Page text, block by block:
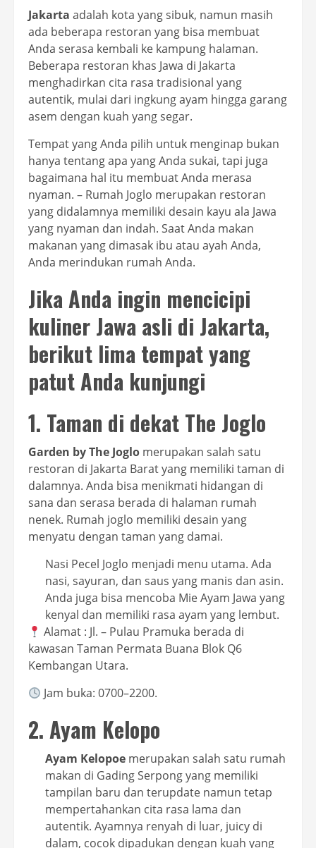
Jakarta adalah kota yang sibuk, namun masih
ada beberapa restoran yang bisa membuat
Anda serasa kembali ke kampung halaman.
Beberapa restoran khas Jawa di Jakarta
menghadirkan cita rasa tradisional yang
autentik, mulai dari ingkung ayam hingga garang
asem dengan kuah yang segar.
Tempat yang Anda pilih untuk menginap bukan
hanya tentang apa yang Anda sukai, tapi juga
bagaimana hal itu membuat Anda merasa
nyaman. – Rumah Joglo merupakan restoran
yang didalamnya memiliki desain kayu ala Jawa
yang nyaman dan indah. Saat Anda makan
makanan yang dimasak ibu atau ayah Anda,
Anda merindukan rumah Anda.
Jika Anda ingin mencicipi
kuliner Jawa asli di Jakarta,
berikut lima tempat yang
patut Anda kunjungi
1. Taman di dekat The Joglo
Garden by The Joglo merupakan salah satu
restoran di Jakarta Barat yang memiliki taman di
dalamnya. Anda bisa menikmati hidangan di
sana dan serasa berada di halaman rumah
nenek. Rumah joglo memiliki desain yang
menyatu dengan taman yang damai.
Nasi Pecel Joglo menjadi menu utama. Ada
nasi, sayuran, dan saus yang manis dan asin.
Anda juga bisa mencoba Mie Ayam Jawa yang
kenyal dan memiliki rasa ayam yang lembut.
Alamat : Jl. – Pulau Pramuka berada di
kawasan Taman Permata Buana Blok Q6
Kembangan Utara.
Jam buka: 0700–2200.
2. Ayam Kelopo
Ayam Kelopoe merupakan salah satu rumah
makan di Gading Serpong yang memiliki
tampilan baru dan terupdate namun tetap
mempertahankan cita rasa lama dan
autentik. Ayamnya renyah di luar, juicy di
dalam, cocok dipadukan dengan kuah yang